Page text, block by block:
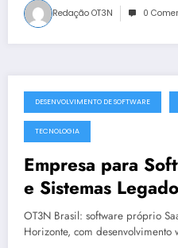
Redação OT3N 0
julho 19, 2025
DESENVOLVIMENTO DE SOFTWARE
TECNOLOGIA
Empresa para
e Sistemas
Belo Horizonte |
3449
OT3N Brasil: software próprio
Horizonte, com